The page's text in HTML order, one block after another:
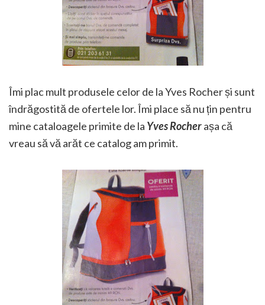
Îmi plac mult produsele celor de la Yves Rocher și sunt
îndrăgostită de ofertele lor. Îmi place să nu țin pentru
mine cataloagele primite de la Yves Rocherașa că
vreau să vă arăt ce catalog am primit.